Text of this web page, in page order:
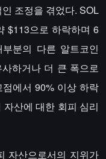
조정을 겪었다. SOL
$113으로 하락하며 6
분의 다른 알트코인
하거나 더 큰 폭으로
에서 90% 이상 하락
산에 대한 회피 심리
자산으로서의 지위가